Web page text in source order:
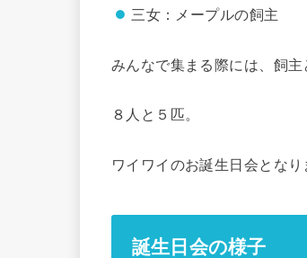
三女：メープルの飼主
みんなで集まる際には、飼主
８人と５匹。
ワイワイのお誕生日会となり
誕生日会の様子